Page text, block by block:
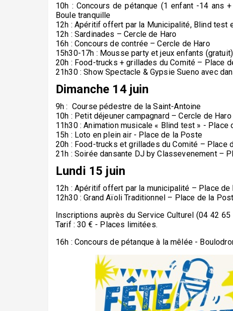
10h : Concours de pétanque (1 enfant -14 ans
Boule tranquille
12h : Apéritif offert par la Municipalité, Blind test
12h : Sardinades – Cercle de Haro
16h : Concours de contrée – Cercle de Haro
15h30-17h : Mousse party et jeux enfants
20h : Food-trucks + grillades du Comité – Place
21h30 : Show Spectacle & Gypsie Sueno avec
Dimanche 14 juin
9h : Course pédestre de la Saint-Antoine
10h : Petit déjeuner campagnard – Cercle de
11h30 : Animation musicale « Blind test » - Place
15h : Loto en plein air - Place de la Poste
20h : Food-trucks et grillades du Comité – Place
21h : Soirée dansante DJ by Classevenement –
Lundi 15 juin
12h : Apéritif offert par la municipalité – Place de
12h30 : Grand Aïoli Traditionnel – Place de la
Inscriptions auprès du Service Culturel (04 42
Tarif : 30 € - Places limitées.
16h : Concours de pétanque à la mêlée -